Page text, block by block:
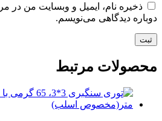
ذخیره نام، ایمیل و وبسایت من در
دوباره دیدگاهی می‌نویسم.
محصولات مرتبط